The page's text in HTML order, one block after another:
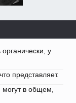
у
представляет.
в общем,